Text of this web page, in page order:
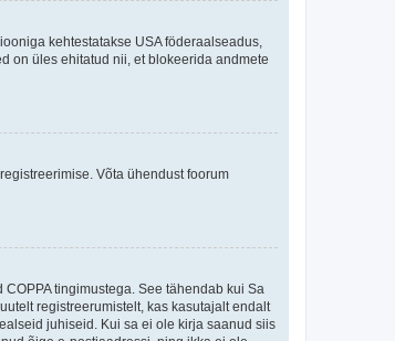
kehtestatakse USA föderaalseadus,
on üles ehitatud nii, et blokeerida andmete
Võta ühendust foorum
tingimustega. See tähendab kui Sa
registreerumistelt, kas kasutajalt endalt
juhiseid. Kui sa ei ole kirja saanud siis